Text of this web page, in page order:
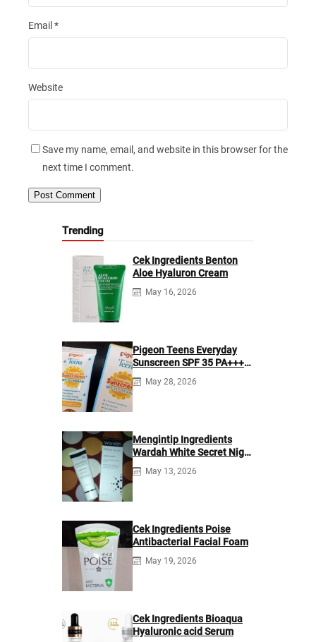
Email *
Website
Save my name, email, and website in this browser for the
next time I comment.
Trending
Cek Ingredients Benton
Aloe Hyaluron Cream
May 16, 2026
Pigeon Teens Everyday
Sunscreen SPF 35 PA+++
Ingredients
May 28, 2026
Mengintip Ingredients
Wardah White Secret Night
Cream
May 13, 2026
Cek Ingredients Poise
Antibacterial Facial Foam
May 19, 2026
Cek Ingredients Bioaqua
Hyaluronic acid Serum